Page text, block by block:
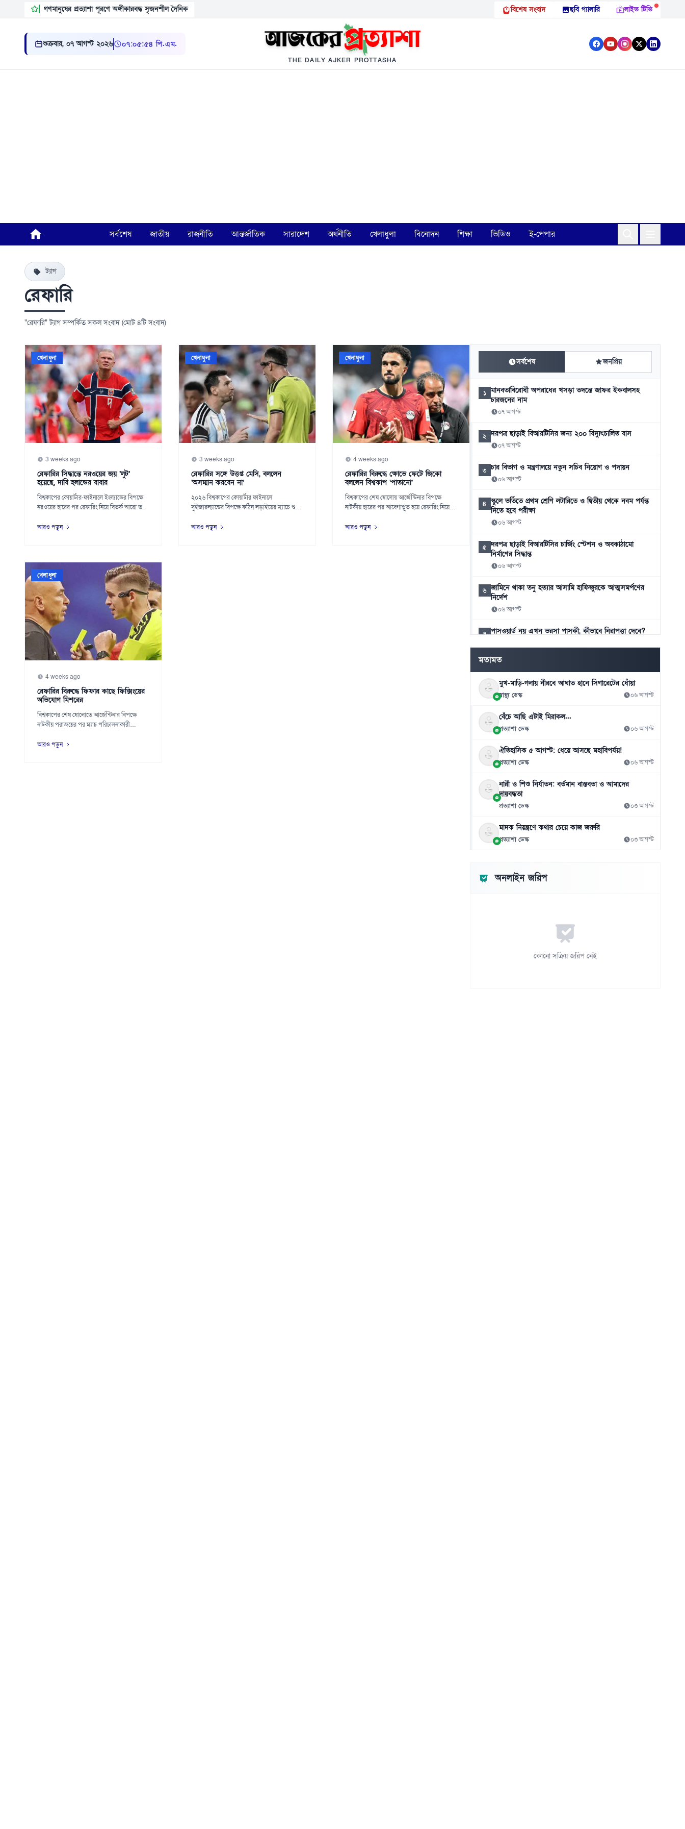
গণমানুষের প্রত্যাশা পূরণে অঙ্গীকারবদ্ধ সৃজনশীল দৈনিক বিশেষ সংবাদ ছবি গ্যালারি লাইভ টিভি
শুক্রবার, ০৭ আগস্ট ২০২৬ ০৭ ০৫ ৫৫ পি.এম.
THE DAILY AJKER PROTTASHA
সর্বশেষ জাতীয় রাজনীতি আন্তর্জাতিক সারাদেশ অর্থনীতি খেলাধুলা বিনোদন শিক্ষা ভিডিও ই-পেপার
ট্যাগ
রেফারি
"রেফারি" ট্যাগ সম্পর্কিত সকল সংবাদ (মোট ৪টি সংবাদ)
খেলাধুলা
3 weeks ago
রেফারির সিদ্ধান্তে নরওয়ের জয় ‘লুট’
হয়েছে, দাবি হলান্ডের বাবার
বিশ্বকাপের কোয়ার্টার-ফাইনালে ইংল্যান্ডের বিপক্ষে
নরওয়ের হারের পর রেফারিং নিয়ে বিতর্ক আরো ত...
আরও পড়ুন
খেলাধুলা
3 weeks ago
রেফারির সঙ্গে উত্তপ্ত মেসি, বললেন
‘অসম্মান করবেন না’
২০২৬ বিশ্বকাপের কোয়ার্টার ফাইনালে
সুইজারল্যান্ডের বিপক্ষে কঠিন লড়াইয়ের ম্যাচে শুধু
আরও পড়ুন
খেলাধুলা
4 weeks ago
রেফারির বিরুদ্ধে ক্ষোভে ফেটে জিকো
বললেন বিশ্বকাপ ‘পাতানো’
বিশ্বকাপের শেষ ষোলোয় আর্জেন্টিনার বিপক্ষে
নাটকীয় হারের পর আবেগাপ্লুত হয়ে রেফারিং নিয়ে
আরও পড়ুন
খেলাধুলা
4 weeks ago
রেফারির বিরুদ্ধে ফিফার কাছে ফিক্সিংয়ের
অভিযোগ মিশরের
বিশ্বকাপের শেষ ষোলোতে আর্জেন্টিনার বিপক্ষে
নাটকীয় পরাজয়ের পর ম্যাচ পরিচালনাকারী
আরও পড়ুন
সর্বশেষ জনপ্রিয়
১ মানবতাবিরোধী অপরাধের খসড়া তদন্তে জাফর ইকবালসহ
চারজনের নাম
০৭ আগস্ট
২ দরপত্র ছাড়াই বিআরটিসির জন্য ২০০ বিদ্যুৎচালিত বাস
০৭ আগস্ট
৩ চার বিভাগ ও মন্ত্রণালয়ে নতুন সচিব নিয়োগ ও পদায়ন
০৬ আগস্ট
৪
স্কুলে ভর্তিতে প্রথম শ্রেণি লটারিতে ও দ্বিতীয় থেকে নবম পর্যন্ত
দিতে হবে পরীক্ষা
০৬ আগস্ট
৫ দরপত্র ছাড়াই বিআরটিসির চার্জিং স্টেশন ও অবকাঠামো
নির্মাণের সিদ্ধান্ত
০৬ আগস্ট
৬ জামিনে থাকা তনু হত্যার আসামি হাফিজুরকে আত্মসমর্পণের
নির্দেশ
০৬ আগস্ট
৭ পাসওয়ার্ড নয় এখন ভরসা পাসকী, কীভাবে নিরাপত্তা দেবে?
ভিনিসিয়ুসকে ‘হুমকি’ দিয়ে সুর নরম রিয়ালের, আর্সেনালের
নতুন প্রস্তাব
০৬ আগস্ট
মতামত
মুখ-মাড়ি-গলায় নীরবে আঘাত হানে সিগারেটের ধোঁয়া
স্বাস্থ্য ডেস্ক ০৬ আগস্ট
বেঁচে আছি এটাই মিরাকল...
প্রত্যাশা ডেস্ক ০৬ আগস্ট
ঐতিহাসিক ৫ আগস্ট: ধেয়ে আসছে মহাবিপর্যয়!
প্রত্যাশা ডেস্ক ০৬ আগস্ট
নারী ও শিশু নির্যাতন: বর্তমান বাস্তবতা ও আমাদের
দায়বদ্ধতা
প্রত্যাশা ডেস্ক ০৩ আগস্ট
মাদক নিয়ন্ত্রণে কথার চেয়ে কাজ জরুরি
প্রত্যাশা ডেস্ক ০৩ আগস্ট
অনলাইন জরিপ
কোনো সক্রিয় জরিপ নেই